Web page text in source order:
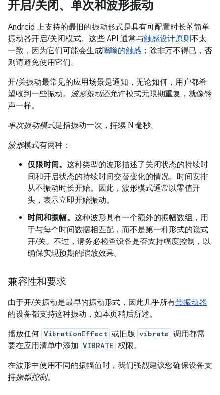
开启/关闭、单次和波形振动
Android 上支持的最旧的振动形式是具有可配置时长的简单
振动器开启/关闭模式。这些 API 通常与触感设计原则不太
一致，因为它们可能会生成嗡嗡的触感 ；除非万不得已，否
则请避免使用它们。
开/关振动最常见的应用场景是通知，无论如何，用户都希
望收到一些振动。 波形振动还允许模式无限期重复，就像铃
声一样。
单次振动模式是指振动一次，持续 N 毫秒。
波形模式有两种：
仅限时间。 这种类型的波形描述了关闭状态的持续时
间和开启状态的持续时间交替变化的情况。时间安排
从不振动时长开始。因此，波形模式通常以零值开
头，表示立即开始振动。
时间和振幅。 这种波形具有一个额外的振幅数组，用
于与每个时间数据相匹配，而不是第一种形式的隐式
开/关。不过，请务必检查设备是否支持幅度控制，以
确保实现预期的缩放效果。
兼容性和要求
由于开/关振动是最早的振动形式，因此几乎所有带振动器
的设备都支持这种振动，如本页稍后所述。
播放任何 VibrationEffect 或旧版 vibrate 调用都需
要在应用清单中添加 VIBRATE 权限。
在波形中使用不同的振幅值时，我们强烈建议您确保设备支
持振幅控制。